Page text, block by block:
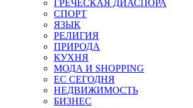
ГРЕЧЕСКАЯ ДИАСПОРА
СПОРТ
ЯЗЫК
РЕЛИГИЯ
ПРИРОДА
КУХНЯ
МОДА И SHOPPING
ЕС СЕГОДНЯ
НЕДВИЖИМОСТЬ
БИЗНЕС